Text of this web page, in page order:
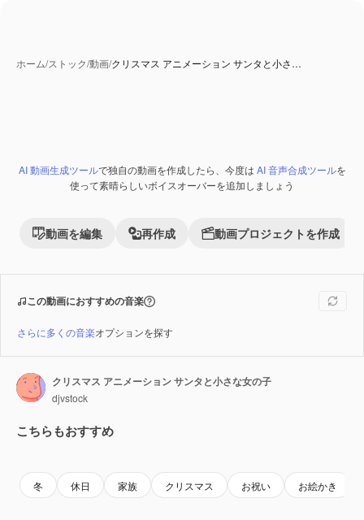
ホーム/ストック/動画/クリスマス アニメーション サンタと小さ…
Premium
AI 動画生成ツールで独自の動画を作成したら、今度は AI 音声合成ツールを
使って素晴らしいボイスオーバーを追加しましょう
動画を編集 再作成 動画プロジェクトを作成
この動画におすすめの音楽
さらに多くの音楽オプションを探す
クリスマス アニメーション サンタと小さな女の子
djvstock
こちらもおすすめ
冬 休日 家族 クリスマス お祝い お絵かき